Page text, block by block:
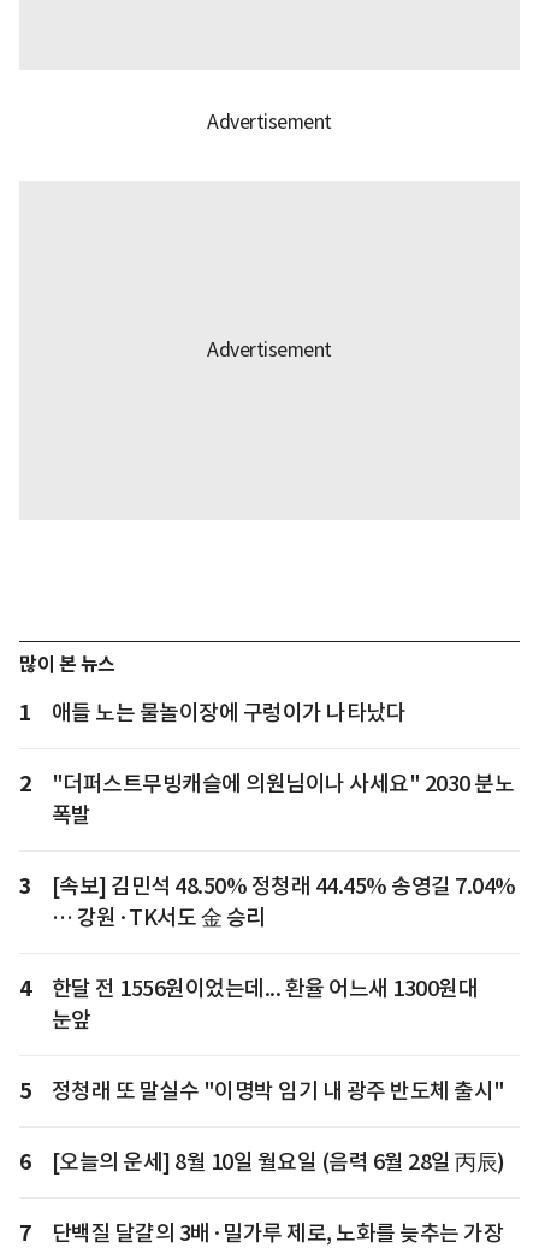
많이 본 뉴스
1 애들 노는 물놀이장에 구렁이가 나타났다
2
"더퍼스트무빙캐슬에 의원님이나 사세요" 2030 분노
폭발
3
[속보] 김민석 48.50% 정청래 44.45% 송영길 7.04%
… 강원·TK서도 金 승리
4
한달 전 1556원이었는데... 환율 어느새 1300원대
눈앞
5 정청래 또 말실수 "이명박 임기 내 광주 반도체 출시"
6 [오늘의 운세] 8월 10일 월요일 (음력 6월 28일 丙辰)
7
단백질 달걀의 3배·밀가루 제로, 노화를 늦추는 가장